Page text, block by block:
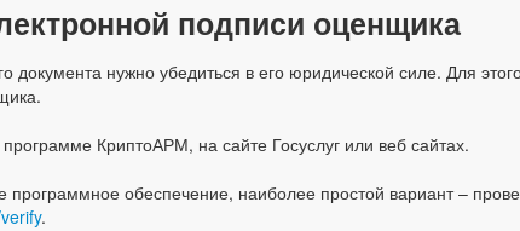
подписи оценщика
нужно убедиться в его юридической силе. Для
КриптоАРМ, на сайте Госуслуг или веб сайтах.
программное обеспечение, наиболее простой вариант –
.